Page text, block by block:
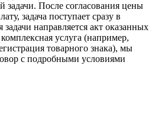
задачи. После согласования цены
задача поступает сразу в
направляется акт оказанных
услуга (например,
товарного знака), мы
с подробными условиями